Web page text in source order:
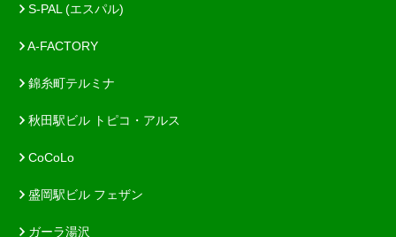
S-PAL (エスパル)
A-FACTORY
錦糸町テルミナ
秋田駅ビル トピコ・アルス
CoCoLo
盛岡駅ビル フェザン
ガーラ湯沢